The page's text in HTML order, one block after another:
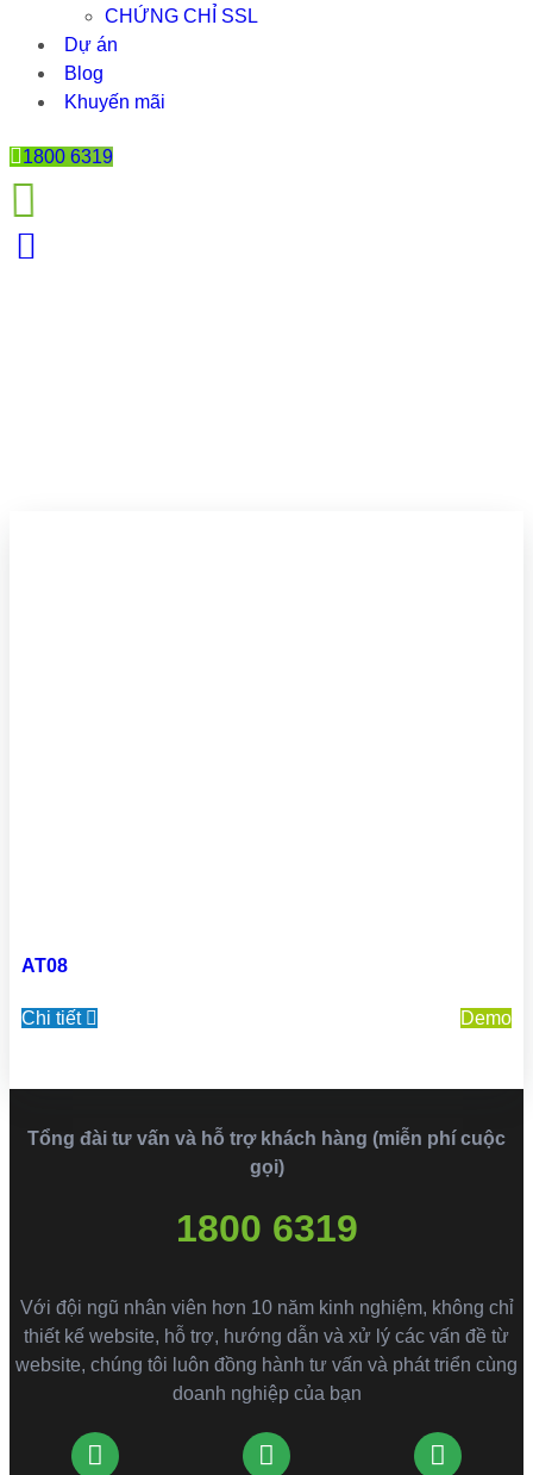
CHỨNG CHỈ SSL
Dự án
Blog
Khuyến mãi
1800 6319
AT08
Chi tiết Demo
Tổng đài tư vấn và hỗ trợ khách hàng (miễn phí cuộc
gọi)
1800 6319
Với đội ngũ nhân viên hơn 10 năm kinh nghiệm, không chỉ
thiết kế website, hỗ trợ, hướng dẫn và xử lý các vấn đề từ
website, chúng tôi luôn đồng hành tư vấn và phát triển cùng
doanh nghiệp của bạn